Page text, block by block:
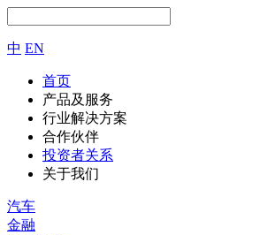
中 EN
首页
产品及服务
行业解决方案
合作伙伴
投资者关系
关于我们
汽车
金融